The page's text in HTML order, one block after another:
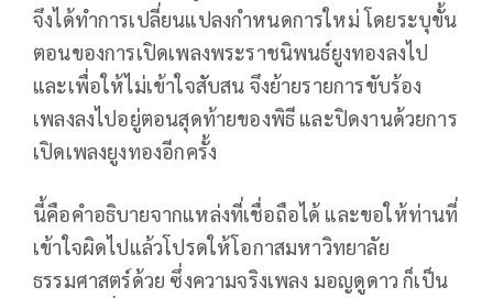
จึงได้ทำการเปลี่ยนแปลงกำหนดการใหม่ โดยระบุขั้น
ตอนของการเปิดเพลงพระราชนิพนธ์ยูงทองลงไป
และเพื่อให้ไม่เข้าใจสับสน จึงย้ายรายการขับร้อง
เพลงลงไปอยู่ตอนสุดท้ายของพิธี และปิดงานด้วยการ
เปิดเพลงยูงทองอีกครั้ง
นี้คือคำอธิบายจากแหล่งที่เชื่อถือได้ และขอให้ท่านที่
เข้าใจผิดไปแล้วโปรดให้โอกาสมหาวิทยาลัย
ธรรมศาสตร์ด้วย ซึ่งความจริงเพลง มอญดูดาว ก็เป็น